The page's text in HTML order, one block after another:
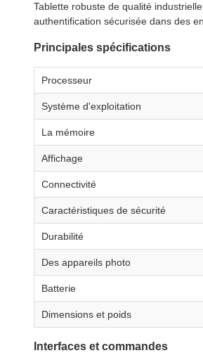
Tablette robuste de qualité
authentification sécurisée dans des
Principales spécifications
Processeur
Système d'exploitation
La mémoire
Affichage
Connectivité
Caractéristiques de sécurité
Durabilité
Des appareils photo
Batterie
Dimensions et poids
Interfaces et commandes